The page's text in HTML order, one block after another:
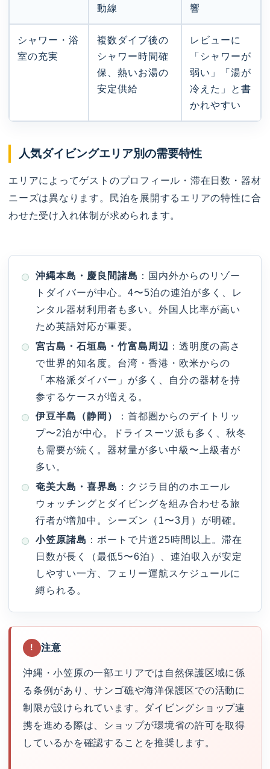
動線
響
シャワー・浴
室の充実
複数ダイブ後の
シャワー時間確
保、熱いお湯の
安定供給
レビューに
「シャワーが
弱い」「湯が
冷えた」と書
かれやすい
人気ダイビングエリア別の需要特性
エリアによってゲストのプロフィール・滞在日数・器材
ニーズは異なります。民泊を展開するエリアの特性に合
わせた受け入れ体制が求められます。
沖縄本島・慶良間諸島 ：国内外からのリゾー
トダイバーが中心。4〜5泊の連泊が多く、レ
ンタル器材利用者も多い。外国人比率が高い
ため英語対応が重要。
宮古島・石垣島・竹富島周辺 ：透明度の高さ
で世界的知名度。台湾・香港・欧米からの
「本格派ダイバー」が多く、自分の器材を持
参するケースが増える。
伊豆半島（静岡）
：首都圏からのデイトリッ
プ〜2泊が中心。ドライスーツ派も多く、秋冬
も需要が続く。器材量が多い中級〜上級者が
多い。
奄美大島・喜界島 ：クジラ目的のホエール
ウォッチングとダイビングを組み合わせる旅
行者が増加中。シーズン（1〜3月）が明確。
小笠原諸島 ：ボートで片道25時間以上。滞在
日数が長く（最低5〜6泊）、連泊収入が安定
しやすい一方、フェリー運航スケジュールに
縛られる。
! 注意
沖縄・小笠原の一部エリアでは自然保護区域に係
る条例があり、サンゴ礁や海洋保護区での活動に
制限が設けられています。ダイビングショップ連
携を進める際は、ショップが環境省の許可を取得
しているかを確認することを推奨します。